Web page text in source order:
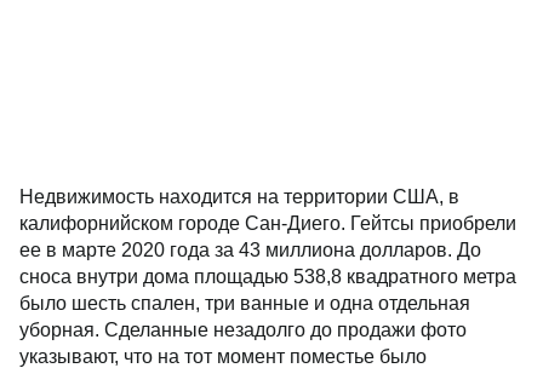
Недвижимость находится на территории США, в
калифорнийском городе Сан-Диего. Гейтсы приобрели
ее в марте 2020 года за 43 миллиона долларов. До
сноса внутри дома площадью 538,8 квадратного метра
было шесть спален, три ванные и одна отдельная
уборная. Сделанные незадолго до продажи фото
указывают, что на тот момент поместье было